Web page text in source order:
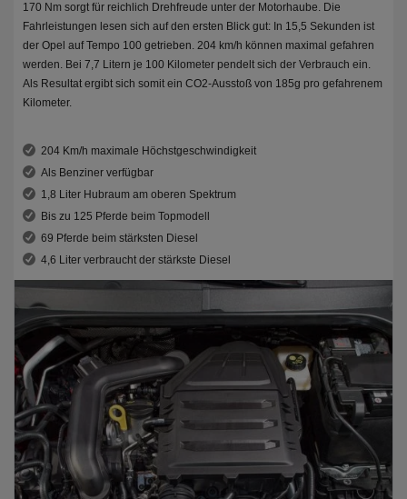
170 Nm sorgt für reichlich Drehfreude unter der Motorhaube. Die
Fahrleistungen lesen sich auf den ersten Blick gut: In 15,5 Sekunden ist
der Opel auf Tempo 100 getrieben. 204 km/h können maximal gefahren
werden. Bei 7,7 Litern je 100 Kilometer pendelt sich der Verbrauch ein.
Als Resultat ergibt sich somit ein CO2-Ausstoß von 185g pro gefahrenem
Kilometer.
204 Km/h maximale Höchstgeschwindigkeit
Als Benziner verfügbar
1,8 Liter Hubraum am oberen Spektrum
Bis zu 125 Pferde beim Topmodell
69 Pferde beim stärksten Diesel
4,6 Liter verbraucht der stärkste Diesel